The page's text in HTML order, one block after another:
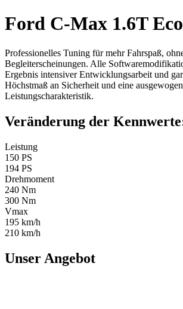
Ford C-Max 1.6T
Professionelles Tuning für mehr Fahrspaß,
Begleiterscheinungen. Alle
Ergebnis intensiver Entwicklungsarbeit und
Höchstmaß an Sicherheit und eine
Leistungscharakteristik.
Veränderung der
Leistung
150 PS
194 PS
Drehmoment
240 Nm
300 Nm
Vmax
195 km/h
210 km/h
Unser Angebot